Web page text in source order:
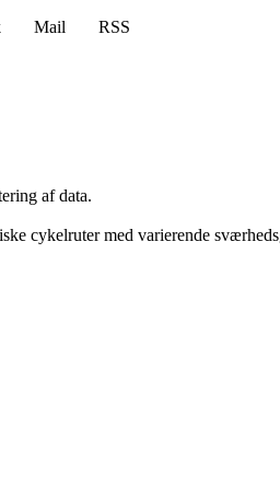
Mail
RSS
af data.
cykelruter med varierende